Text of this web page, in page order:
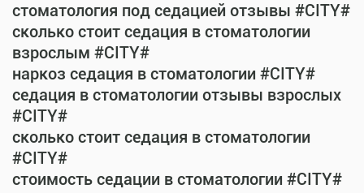
стоматология под седацией отзывы #CITY#
сколько стоит седация в стоматологии
взрослым #CITY#
наркоз седация в стоматологии #CITY#
седация в стоматологии отзывы взрослых
#CITY#
сколько стоит седация в стоматологии
#CITY#
стоимость седации в стоматологии #CITY#